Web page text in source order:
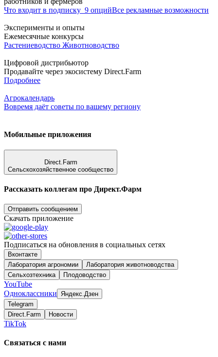
Что входит в подписку 9 опцийВсе рекламные возможности
Эксперименты и опыты
Ежемесячные конкурсы
Растениеводство Животноводство
Цифровой дистрибьютор
Продавайте через экосистему Direct.Farm
Подробнее
Агрокалендарь
Вовремя даёт советы по вашему региону
Мобильные приложения
Direct.Farm
Сельскохозяйственное сообщество
Рассказать коллегам про Директ.Фарм
Отправить сообщением
Скачать приложение
Подписаться на обновления в социальных сетях
Вконтакте
Лаборатория агрономии
Лаборатория животноводства
Сельхозтехника
Плодоводство
YouTube
Одноклассники Яндекс.Дзен
Telegram
Direct.Farm
Новости
TikTok
Связаться с нами